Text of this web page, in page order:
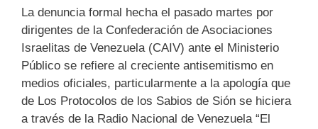
La denuncia formal hecha el pasado martes por
dirigentes de la Confederación de Asociaciones
Israelitas de Venezuela (CAIV) ante el Ministerio
Público se refiere al creciente antisemitismo en
medios oficiales, particularmente a la apología que
de Los Protocolos de los Sabios de Sión se hiciera
a través de la Radio Nacional de Venezuela “El